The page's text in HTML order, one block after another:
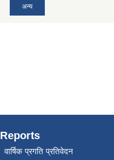
अन्य
Reports
वार्षिक प्रगति प्रतिवेदन